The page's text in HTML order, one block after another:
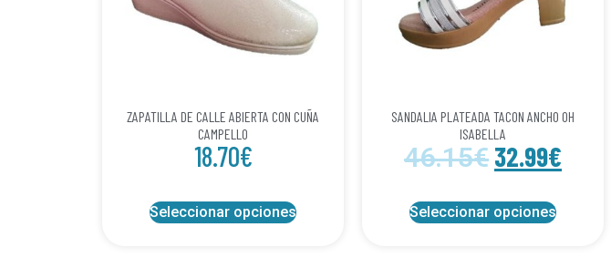
ZAPATILLA DE CALLE ABIERTA CON CUÑA
CAMPELLO
18.70€
Seleccionar opciones
SANDALIA PLATEADA TACON ANCHO OH
ISABELLA
46.15€ 32.99€
Seleccionar opciones